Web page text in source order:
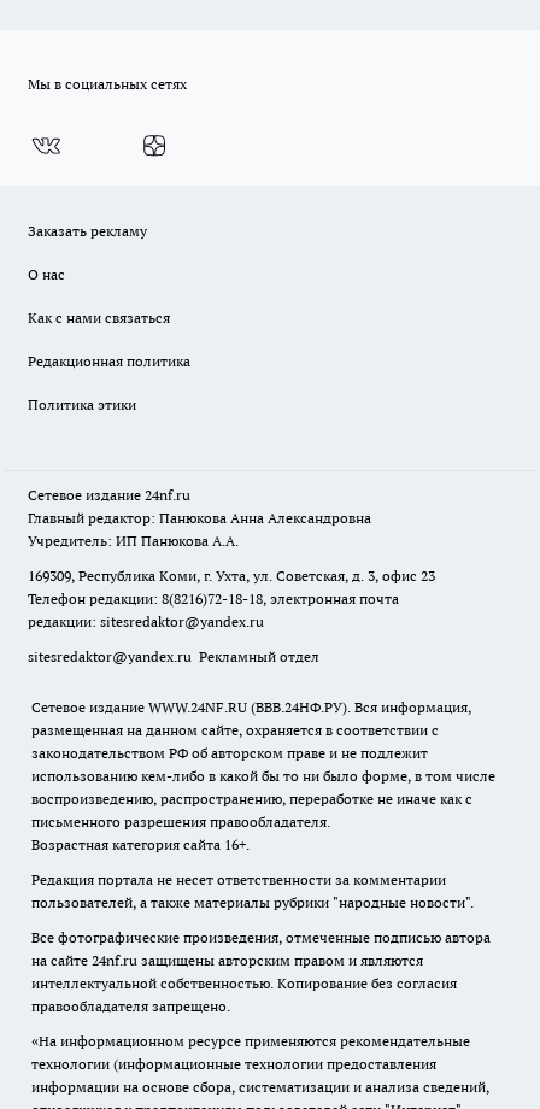
Мы в социальных сетях
Заказать рекламу
О нас
Как с нами связаться
Редакционная политика
Политика этики
Сетевое издание 24nf.ru
Главный редактор: Панюкова Анна Александровна
Учредитель: ИП Панюкова А.А.
169309, Республика Коми, г. Ухта, ул. Советская, д. 3, офис 23
Телефон редакции: 8(8216)72-18-18, электронная почта
редакции: sitesredaktor@yandex.ru
sitesredaktor@yandex.ru Рекламный отдел
Сетевое издание WWW.24NF.RU (ВВВ.24НФ.РУ). Вся информация,
размещенная на данном сайте, охраняется в соответствии с
законодательством РФ об авторском праве и не подлежит
использованию кем-либо в какой бы то ни было форме, в том числе
воспроизведению, распространению, переработке не иначе как с
письменного разрешения правообладателя.
Возрастная категория сайта 16+.
Редакция портала не несет ответственности за комментарии
пользователей, а также материалы рубрики "народные новости".
Все фотографические произведения, отмеченные подписью автора
на сайте 24nf.ru защищены авторским правом и являются
интеллектуальной собственностью. Копирование без согласия
правообладателя запрещено.
«На информационном ресурсе применяются рекомендательные
технологии (информационные технологии предоставления
информации на основе сбора, систематизации и анализа сведений,